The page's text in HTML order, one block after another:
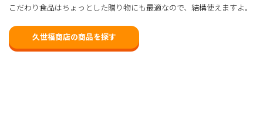
こだわり食品はちょっとした贈り物にも最適なので、結構使えますよ。
久世福商店の商品を探す